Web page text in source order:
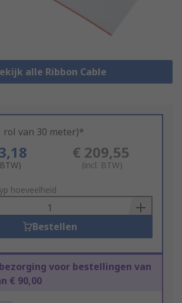
alle Ribbon Cable
rol van 30 meter)*
€ 209,55
(incl. BTW)
hoeveelheid
Bestellen
bezorging voor bestellingen van
€ 90,00